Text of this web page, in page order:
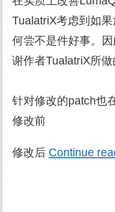
TualatriX考虑到如
何尝不是件好事。
谢作者TualatriX所做
针对修改的patch也
修改前
修改后 Continue